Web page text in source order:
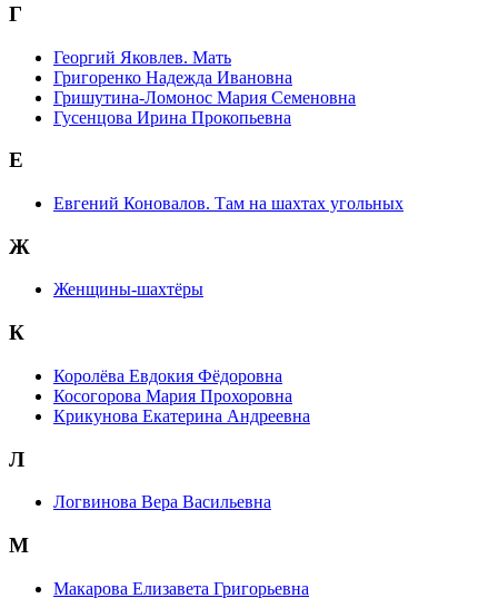
Г
Георгий Яковлев. Мать
Григоренко Надежда Ивановна
Гришутина-Ломонос Мария Семеновна
Гусенцова Ирина Прокопьевна
Е
Евгений Коновалов. Там на шахтах угольных
Ж
Женщины-шахтёры
К
Королёва Евдокия Фёдоровна
Косогорова Мария Прохоровна
Крикунова Екатерина Андреевна
Л
Логвинова Вера Васильевна
М
Макарова Елизавета Григорьевна